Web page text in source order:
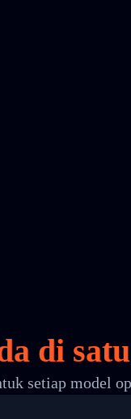
di satu
setiap model